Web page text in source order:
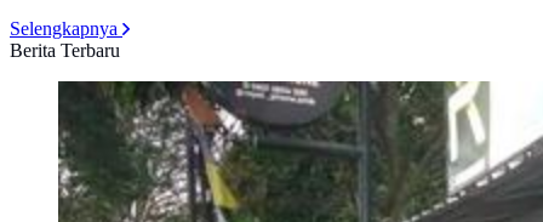
Selengkapnya
Berita Terbaru